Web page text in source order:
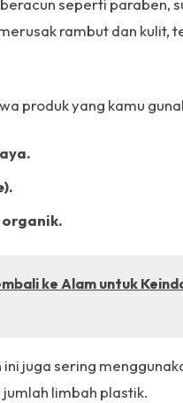
seperti paraben,
rambut dan kulit,
produk yang kamu
ke Alam untuk
juga sering
limbah plastik.